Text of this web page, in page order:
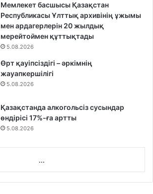
Мемлекет басшысы Қазақстан
Республикасы Ұлттық архивінің ұжымы
мен ардагерлерін 20 жылдық
мерейтоймен құттықтады
5.08.2026
Өрт қауіпсіздігі – әркімнің
жауапкершілігі
5.08.2026
Қазақстанда алкогольсіз сусындар
өндірісі 17%-ға артты
5.08.2026
...